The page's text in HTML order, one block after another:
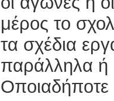
μέρος το
τα σχέδια
παράλληλα ή